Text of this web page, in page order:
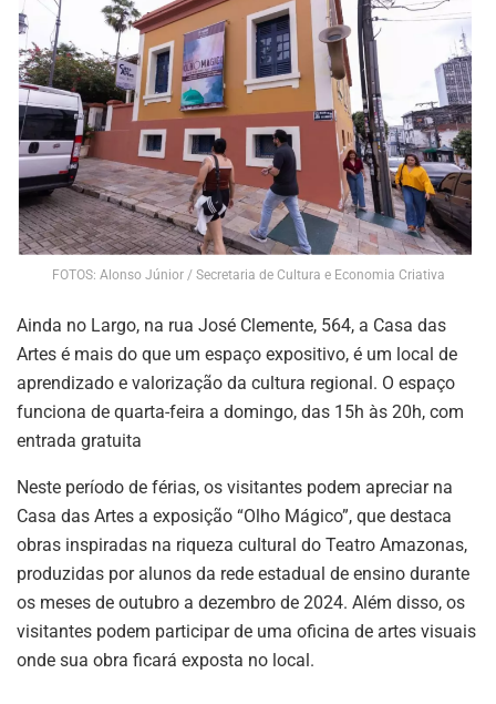
FOTOS: Alonso Júnior / Secretaria de Cultura e Economia Criativa
Ainda no Largo, na rua José Clemente, 564, a Casa das
Artes é mais do que um espaço expositivo, é um local de
aprendizado e valorização da cultura regional. O espaço
funciona de quarta-feira a domingo, das 15h às 20h, com
entrada gratuita
Neste período de férias, os visitantes podem apreciar na
Casa das Artes a exposição “Olho Mágico”, que destaca
obras inspiradas na riqueza cultural do Teatro Amazonas,
produzidas por alunos da rede estadual de ensino durante
os meses de outubro a dezembro de 2024. Além disso, os
visitantes podem participar de uma oficina de artes visuais
onde sua obra ficará exposta no local.